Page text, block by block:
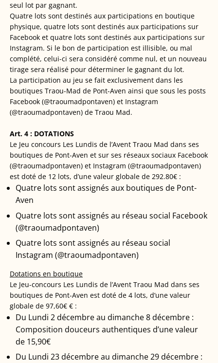
seul lot par gagnant.
Quatre lots sont destinés aux participations en boutique
physique, quatre lots sont destinés aux participations sur
Facebook et quatre lots sont destinés aux participations sur
Instagram. Si le bon de participation est illisible, ou mal
complété, celui-ci sera considéré comme nul, et un nouveau
tirage sera réalisé pour déterminer le gagnant du lot.
La participation au jeu se fait exclusivement dans les
boutiques Traou-Mad de Pont-Aven ainsi que sous les posts
Facebook (@traoumadpontaven) et Instagram
(@traoumadpontaven) de Traou Mad.
Art. 4 : DOTATIONS
Le Jeu concours Les Lundis de l’Avent Traou Mad dans ses
boutiques de Pont-Aven et sur ses réseaux sociaux Facebook
(@traoumadpontaven) et Instagram (@traoumadpontaven)
est doté de 12 lots, d’une valeur globale de 292.80€ :
Quatre lots sont assignés aux boutiques de Pont-
Aven
Quatre lots sont assignés au réseau social Facebook
(@traoumadpontaven)
Quatre lots sont assignés au réseau social
Instagram (@traoumadpontaven)
Dotations en boutique
Le Jeu-concours Les Lundis de l’Avent Traou Mad dans ses
boutiques de Pont-Aven est doté de 4 lots, d’une valeur
globale de 97,60€ € :
Du Lundi 2 décembre au dimanche 8 décembre :
Composition douceurs authentiques d’une valeur
de 15,90€
Du Lundi 23 décembre au dimanche 29 décembre :